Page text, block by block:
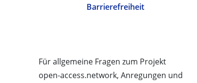
Barrierefreiheit
Für allgemeine Fragen zum Projekt
open-access.network, Anregungen und